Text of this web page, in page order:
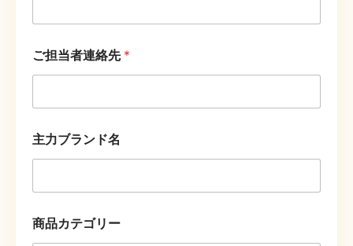
ご担当者連絡先 *
主力ブランド名
商品カテゴリー